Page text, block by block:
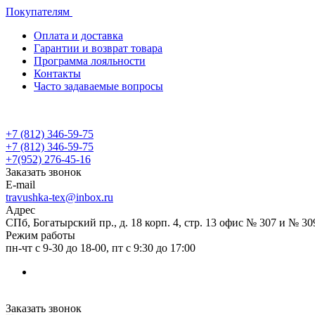
Покупателям
Оплата и доставка
Гарантии и возврат товара
Программа лояльности
Контакты
Часто задаваемые вопросы
+7 (812) 346-59-75
+7 (812) 346-59-75
+7(952) 276-45-16
Заказать звонок
E-mail
travushka-tex@inbox.ru
Адрес
СПб, Богатырский пр., д. 18 корп. 4, стр. 13 офис № 307 и №
Режим работы
пн-чт с 9-30 до 18-00, пт с 9:30 до 17:00
Заказать звонок